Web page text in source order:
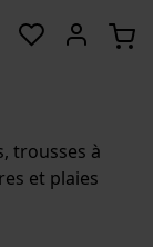
trousses à
et plaies